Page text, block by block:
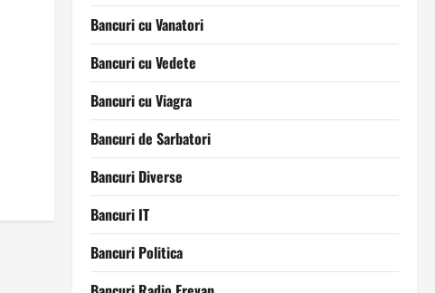
Bancuri cu Vanatori
Bancuri cu Vedete
Bancuri cu Viagra
Bancuri de Sarbatori
Bancuri Diverse
Bancuri IT
Bancuri Politica